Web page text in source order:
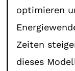
optimieren
Zeiten
dieses